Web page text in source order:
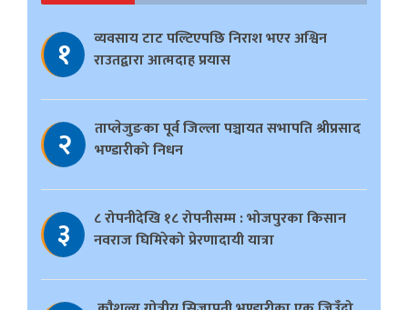
१
व्यवसाय टाट पल्टिएपछि निराश भएर अश्विन
राउतद्वारा आत्मदाह प्रयास
२
ताप्लेजुङका पूर्व जिल्ला पञ्चायत सभापति श्रीप्रसाद
भण्डारीको निधन
३
८ रोपनीदेखि १८ रोपनीसम्म : भोजपुरका किसान
नवराज घिमिरेको प्रेरणादायी यात्रा